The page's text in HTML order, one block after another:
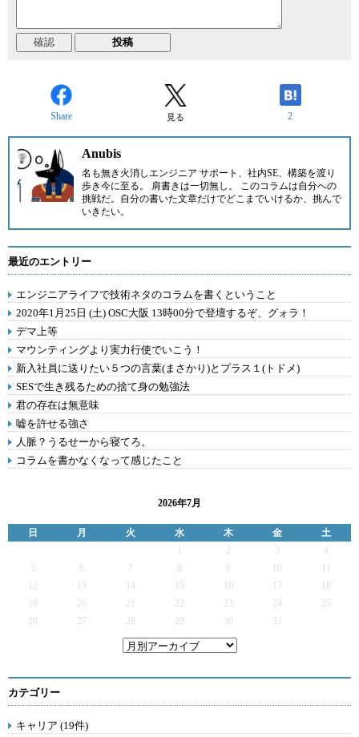
Share 見る 2
Anubis
名も無き火消しエンジニア サポート、社内SE、構築を渡り
歩き今に至る。 肩書きは一切無し。 このコラムは自分への
挑戦だ。自分の書いた文章だけでどこまでいけるか、挑んで
いきたい。
最近のエントリー
エンジニアライフで技術ネタのコラムを書くということ
2020年1月25日 (土) OSC大阪 13時00分で登壇するぞ、グォラ！
デマ上等
マウンティングより実力行使でいこう！
新入社員に送りたい５つの言葉(まさかり)とプラス１(トドメ)
SESで生き残るための捨て身の勉強法
君の存在は無意味
嘘を許せる強さ
人脈？うるせーから寝てろ。
コラムを書かなくなって感じたこと
2026年7月
日 月 火 水 木 金
土
2 3
4
5
6 7 9
12
13 14 15 16 17
19
20 21 22 23 24
25
26
27 28 29 30 31
カテゴリー
キャリア (19件)